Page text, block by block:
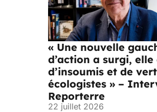
« Une nouvelle
d’action a surgi,
d’insoumis et de
écologistes » –
Reporterre
22 juillet 2026